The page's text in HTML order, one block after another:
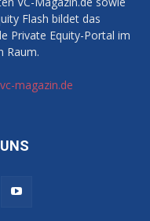
Flash bildet das
Private Equity-Portal im
Raum.
magazin.de